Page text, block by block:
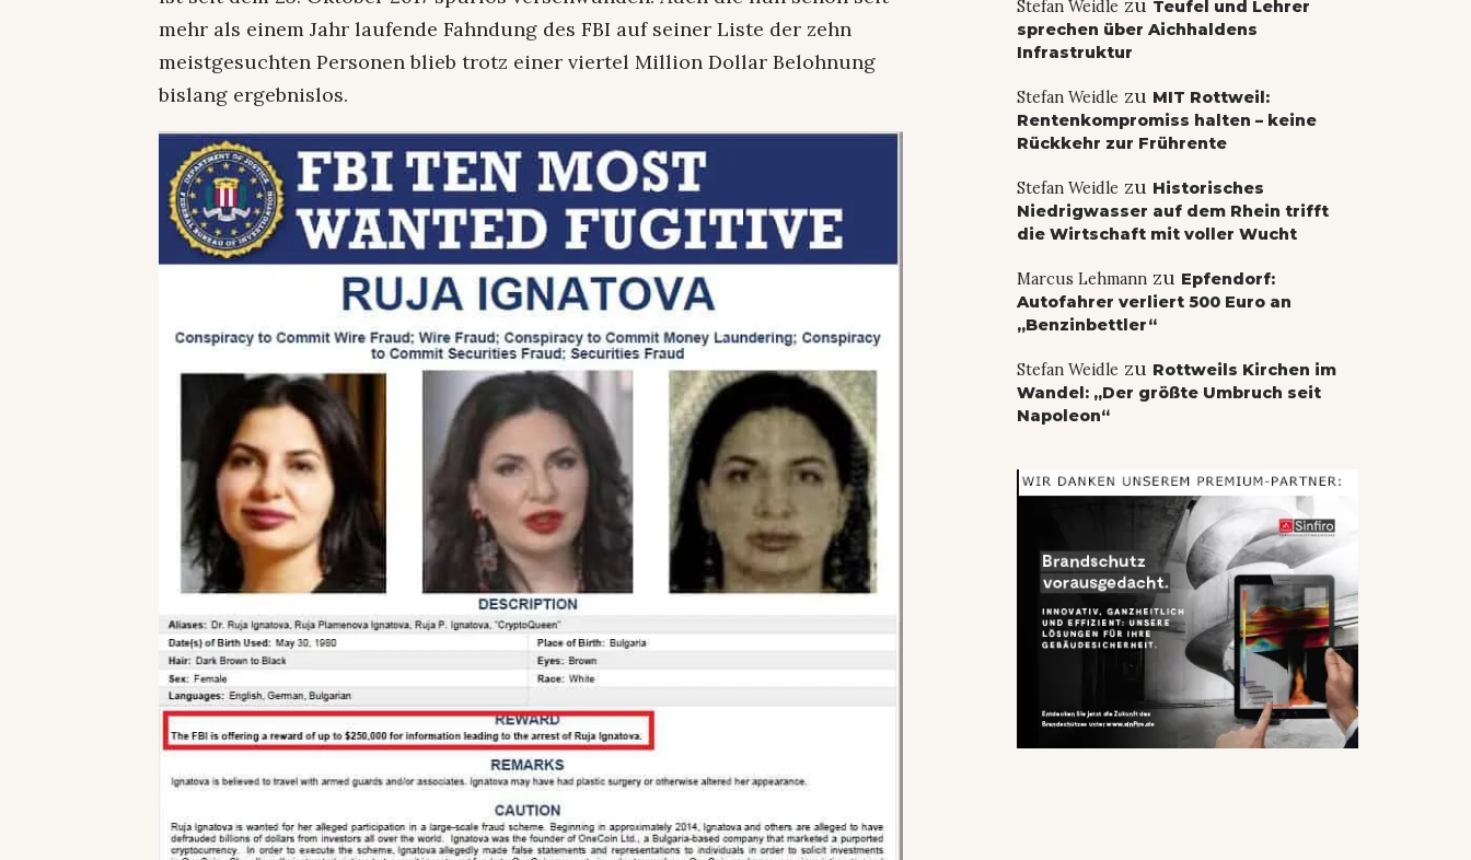
mehr als einem Jahr laufende Fahndung des FBI auf seiner Liste der zehn
meistgesuchten Personen blieb trotz einer viertel Million Dollar Belohnung
bislang ergebnislos.
Stefan Weidle
Teufel und Lehrer
sprechen über Aichhaldens
Infrastruktur
Stefan Weidle zu MIT Rottweil:
Rentenkompromiss halten – keine
Rückkehr zur Frührente
Stefan Weidle zu Historisches
Niedrigwasser auf dem Rhein trifft
die Wirtschaft mit voller Wucht
Marcus Lehmannzu Epfendorf:
Autofahrer verliert 500 Euro an
„Benzinbettler“
Stefan Weidle zu Rottweils Kirchen im
Wandel: „Der größte Umbruch seit
Napoleon“